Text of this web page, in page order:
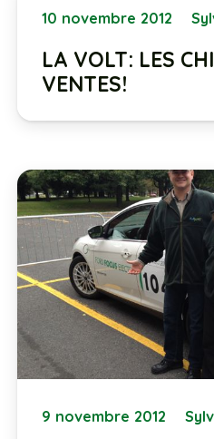
10 novembre 2012
LA VOLT: LES
VENTES!
9 novembre 2012